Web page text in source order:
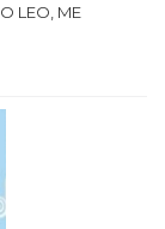
LEO, ME